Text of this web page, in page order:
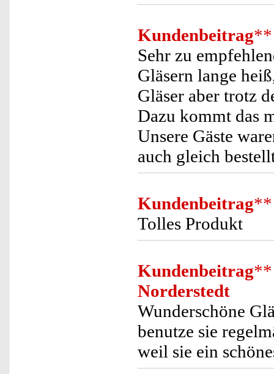
Kundenbeitrag**
Sehr zu
Gläsern lange
Gläser aber trotz
Dazu kommt das
Unsere Gäste
auch gleich
Kundenbeitrag**
Tolles Produkt
Kundenbeitrag**
Norderstedt
Wunderschöne
benutze sie
weil sie ein